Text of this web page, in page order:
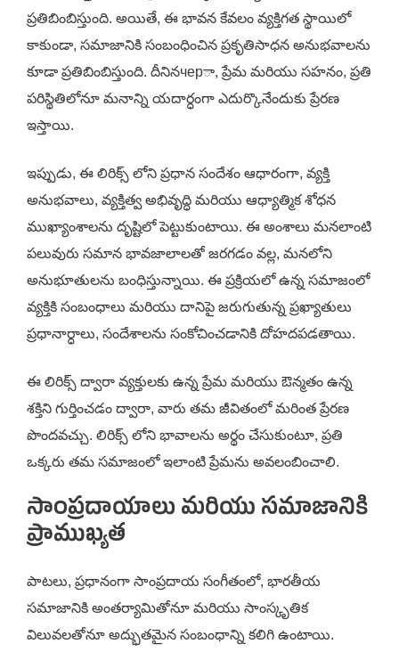
ప్రతిబింబిస్తుంది. అయితే, ఈ భావన కేవలం వ్యక్తిగత స్థాయిలో
కాకుండా, సమాజానికి సంబంధించిన ప్రకృతిసాధన అనుభవాలను
కూడా ప్రతిబింబిస్తుంది. దీనినчерా, ప్రేమ మరియు సహనం, ప్రతి
పరిస్థితిలోనూ మనాన్ని యదార్ధంగా ఎదుర్కొనేందుకు ప్రేరణ
ఇస్తాయి.
ఇప్పుడు, ఈ లిరిక్స్ లోని ప్రధాన సందేశం ఆధారంగా, వ్యక్తి
అనుభవాలు, వ్యక్తిత్వ అభివృద్ధి మరియు ఆధ్యాత్మిక శోధన
ముఖ్యాంశాలను దృష్టిలో పెట్టుకుంటాయి. ఈ అంశాలు మనలాంటి
పలువురు సమాన భావజాలాలతో జరగడం వల్ల, మనలోని
అనుభూతులను బంధిస్తున్నాయి. ఈ ప్రక్రియలో ఉన్న సమాజంలో
వ్యక్తికి సంబంధాలు మరియు దానిపై జరుగుతున్న ప్రఖ్యాతులు
ప్రధానార్ధాలు, సందేశాలను సంకోచించడానికి దోహదపడతాయి.
ఈ లిరిక్స్ ద్వారా వ్యక్తులకు ఉన్న ప్రేమ మరియు ఔన్మతం ఉన్న
శక్తిని గుర్తించడం ద్వారా, వారు తమ జీవితంలో మరింత ప్రేరణ
పొందవచ్చు. లిరిక్స్ లోని భావాలను అర్థం చేసుకుంటూ, ప్రతి
ఒక్కరు తమ సమాజంలో ఇలాంటి ప్రేమను అవలంబించాలి.
సాంప్రదాయాలు మరియు సమాజానికి
ప్రాముఖ్యత
పాటలు, ప్రధానంగా సాంప్రదాయ సంగీతంలో, భారతీయ
సమాజానికి అంతర్యామితోనూ మరియు సాంస్కృతిక
విలువలతోనూ అద్భుతమైన సంబంధాన్ని కలిగి ఉంటాయి.